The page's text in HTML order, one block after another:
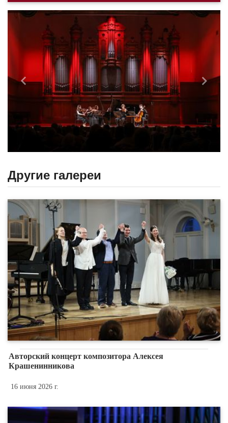
Назад
Другие галереи
Авторский концерт композитора Алексея
Крашенинникова
16 июня 2026 г.